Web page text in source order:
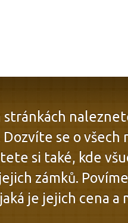
stránkách
se o všech
si také, kde
zámků.
je jejich cena a